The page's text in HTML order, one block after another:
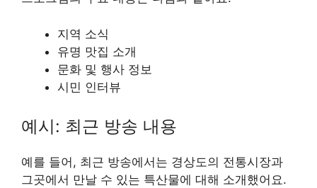
지역 소식
유명 맛집 소개
문화 및 행사 정보
시민 인터뷰
예시: 최근 방송 내용
예를 들어, 최근 방송에서는 경상도의 전통시장과
그곳에서 만날 수 있는 특산물에 대해 소개했어요.